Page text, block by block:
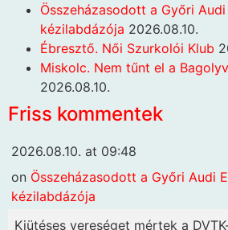
Összeházasodott a Győri
kézilabdázója 2026.08.10.
Ébresztő. Női Szurkolói Klub
Miskolc. Nem tűnt el a
2026.08.10.
Friss kommentek
2026.08.10. at 09:48
on Összeházasodott a Győri Audi
kézilabdázója
Kiütéses vereséget mértek a